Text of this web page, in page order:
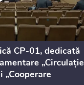
CP-01, dedicată
„Circulație
„Cooperare